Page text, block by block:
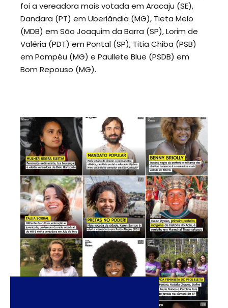
foi a vereadora mais votada em Aracaju (SE),
Dandara (PT) em Uberlândia (MG), Tieta Melo
(MDB) em São Joaquim da Barra (SP), Lorim de
Valéria (PDT) em Pontal (SP), Titia Chiba (PSB)
em Pompéu (MG) e Paullete Blue (PSDB) em
Bom Repouso (MG).